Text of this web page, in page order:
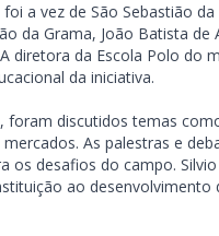
a vez de São Sebastião
da Grama, João Batista
diretora da Escola Polo do
da iniciativa.
discutidos temas
As palestras e
os desafios do campo.
ao desenvolvimento